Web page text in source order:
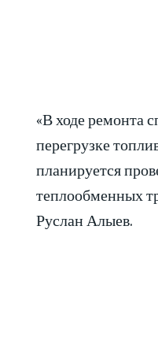
«В ходе ремонта
перегрузке
планируется
теплообменных
Руслан Алыев.